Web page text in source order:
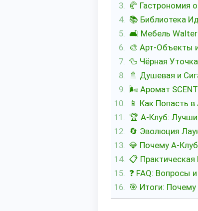
🥐 Гастрономия
📚 Библиотека
🛋️ Мебель Walter
🎨 Арт-Объекты
🦆 Чёрная
🚿 Душевая и
🌬️ Аромат
📱 Как Попасть
🏆 А-Клуб:
🔄 Эволюция
💎 Почему А-
📋
❓ FAQ: Вопросы
🎯 Итоги: